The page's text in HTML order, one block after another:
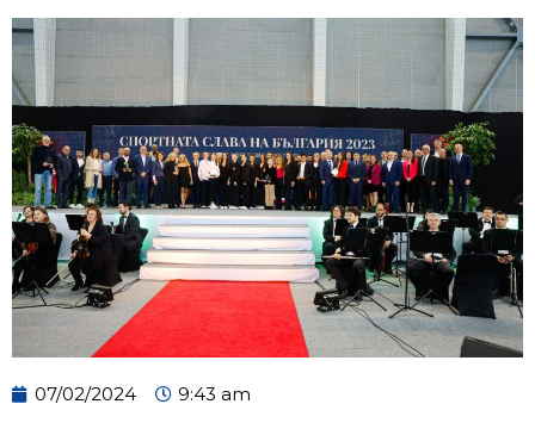
07/02/2024 9:43 am